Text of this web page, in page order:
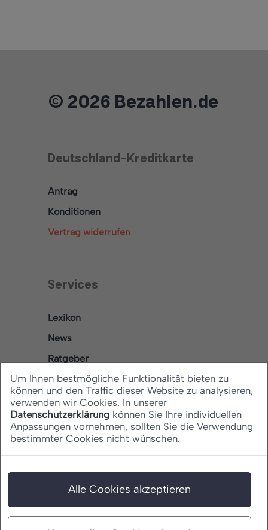
© 2026 Bezahlen.de
Deutschland-Kreditkarte
Antrag
Konditionen
Vertrag widerrufen
Services
Lexikon
News
Ratgeber
Rechtliches
Datenschutz
Impressum
Um Ihnen bestmögliche Funktionalität bieten zu
können und den Traffic dieser Website zu analysieren,
verwenden wir Cookies. In unserer
Datenschutzerklärung können Sie Ihre individuellen
Anpassungen vornehmen, sollten Sie die Verwendung
bestimmter Cookies nicht wünschen.
Alle Cookies akzeptieren